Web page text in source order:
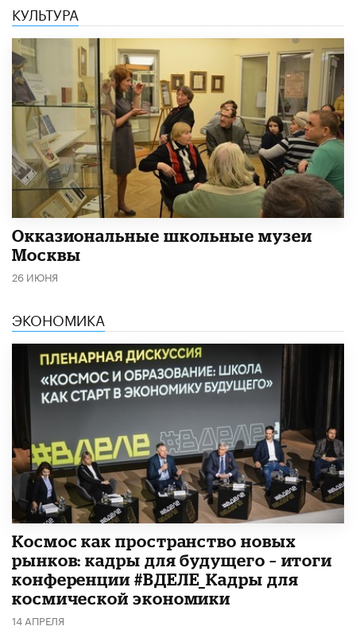
КУЛЬТУРА
​Окказиональные школьные музеи
Москвы
26 ИЮНЯ
ЭКОНОМИКА
Космос как пространство новых
рынков: кадры для будущего – итоги
конференции #ВДЕЛЕ_Кадры для
космической экономики
14 АПРЕЛЯ